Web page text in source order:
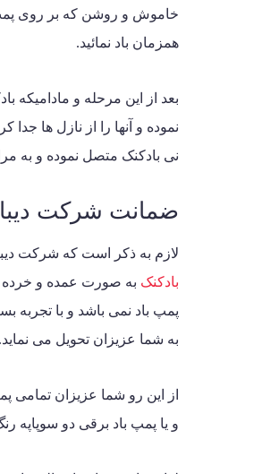
خاموش و روشن که بر روی پمپ
همزمان باد نمائید.
بعد از این مرحله و مادامیکه
نموده و آنها را از نازل ها
نی بادکنک متصل نموده و به
ضمانت شرکت دیبا
لازم به ذکر است که شرکت دیبا
بادکنک به صورت عمده و خرده
پمپ باد نمی باشد و با تجربه
به شما عزیزان تحویل می نماید.
از این رو شما عزیزان تمامی
و یا پمپ باد برقی دو سوپاپه